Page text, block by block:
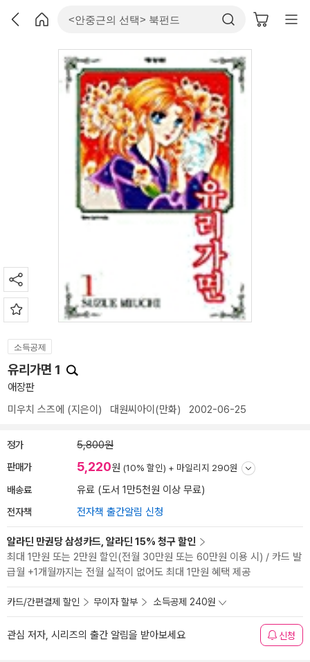
소득공제
유리가면 1
애장판
미우치 스즈에 (지은이) 대원씨아이(만화) 2002-06-25
정가 5,800원
판매가 5,220원 (10% 할인) + 마일리지 290원
배송료 유료 (도서 1만5천원 이상 무료)
전자책 전자책 출간알림 신청
알라딘 만권당 삼성카드, 알라딘 15% 청구 할인
최대 1만원 또는 2만원 할인(전월 30만원 또는 60만원 이용 시) / 카드 발
급월 +1개월까지는 전월 실적이 없어도 최대 1만원 혜택 제공
카드/간편결제 할인 무이자 할부 소득공제 240원
관심 저자, 시리즈의 출간 알림을 받아보세요 신청